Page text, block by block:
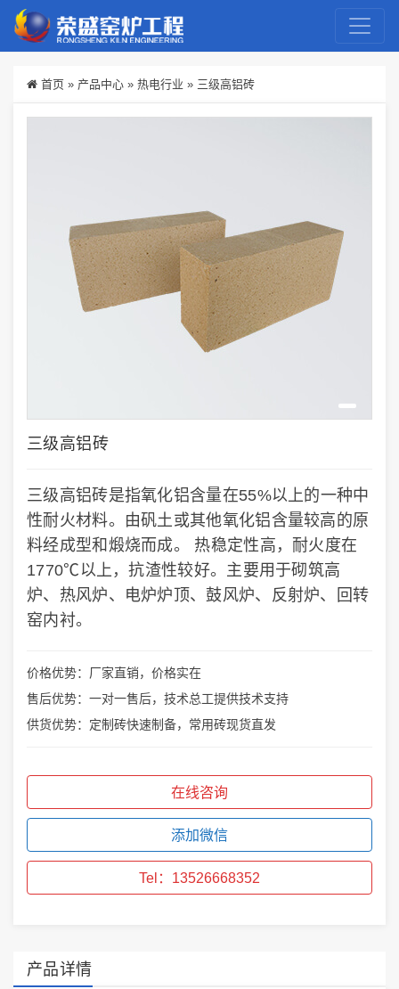
首页 » 产品中心 » 热电行业 » 三级高铝砖
三级高铝砖
三级高铝砖是指氧化铝含量在55%以上的一种中
性耐火材料。由矾土或其他氧化铝含量较高的原
料经成型和煅烧而成。 热稳定性高，耐火度在
1770℃以上，抗渣性较好。主要用于砌筑高
炉、热风炉、电炉炉顶、鼓风炉、反射炉、回转
窑内衬。
价格优势：厂家直销，价格实在
售后优势：一对一售后，技术总工提供技术支持
供货优势：定制砖快速制备，常用砖现货直发
在线咨询
添加微信
Tel：13526668352
产品详情